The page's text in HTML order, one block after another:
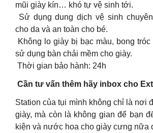
mũi giày kín… khó tự vệ sinh tới.
Sử dụng dung dịch vệ sinh
cho da và an toàn cho bé.
Không lo giày bị bạc màu, bong
sử dụng bàn chải mềm cho giày.
Thời gian bảo hành: 24h
Cần tư vấn thêm hãy inbox cho
Station của tụi mình không chỉ là nơi
giày, mà còn là không gian để bạn
kiện và nước hoa cho giày cưng nữa